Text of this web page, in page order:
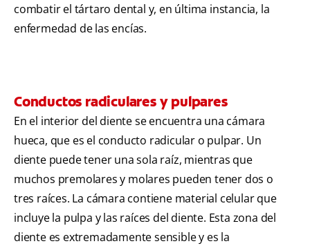
combatir el tártaro dental y, en última instancia, la
enfermedad de las encías.
Conductos radiculares y pulpares
En el interior del diente se encuentra una cámara
hueca, que es el conducto radicular o pulpar. Un
diente puede tener una sola raíz, mientras que
muchos premolares y molares pueden tener dos o
tres raíces. La cámara contiene material celular que
incluye la pulpa y las raíces del diente. Esta zona del
diente es extremadamente sensible y es la